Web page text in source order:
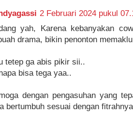
2 Februari 2024 pukul
yah, Karena kebanyakan
drama, bikin penonton
tetep ga abis pikir sii..
bisa tega yaa..
dengan pengasuhan yang
bertumbuh sesuai dengan